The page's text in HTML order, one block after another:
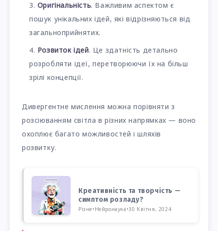
Оригінальність. Важливим аспектом є
пошук унікальних ідей, які відрізняються від
загальноприйнятих.
Розвиток ідей. Це здатність детально
розробляти ідеї, перетворюючи їх на більш
зрілі концепції.
Дивергентне мислення можна порівняти з
розсіюванням світла в різних напрямках — воно
охоплює багато можливостей і шляхів
розвитку.
Креативність та творчість —
симптом розладу?
Різне• Нейронаука •30 Квітня, 2024